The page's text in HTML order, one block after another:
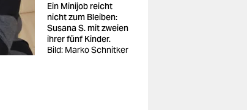
Ein Minijob reicht
nicht zum Bleiben:
Susana S. mit zweien
ihrer fünf Kinder.
Bild: Marko Schnitker